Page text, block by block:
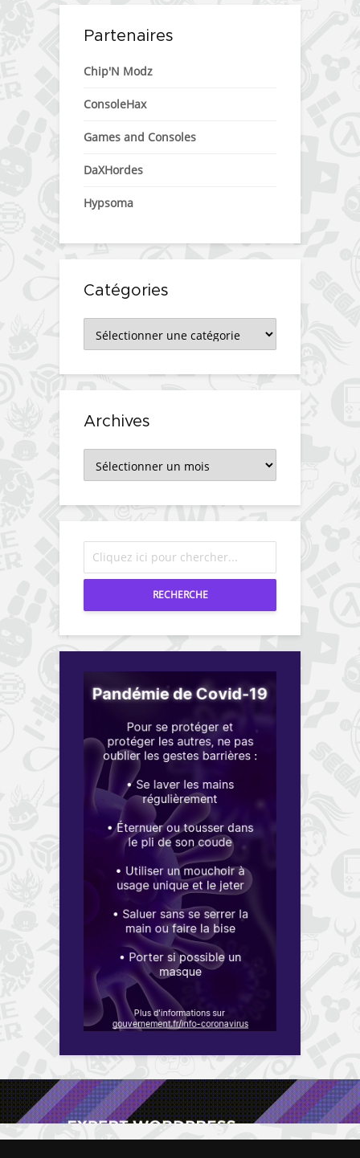
Partenaires
Chip'N Modz
ConsoleHax
Games and Consoles
DaXHordes
Hypsoma
Catégories
Archives
RECHERCHE